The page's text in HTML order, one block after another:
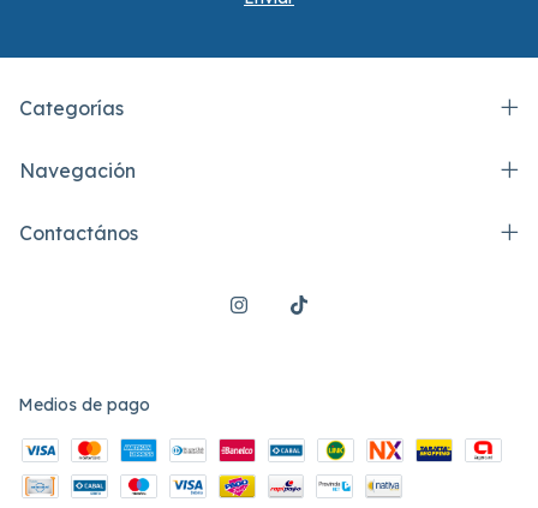
Categorías
Navegación
Contactános
Medios de pago